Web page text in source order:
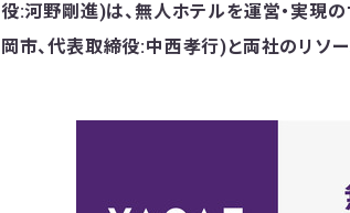
役:河野剛進)は、無人ホテルを運営・実現
岡市、代表取締役:中西孝行)と両社のリソ